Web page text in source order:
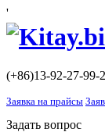
'
(+86)13-92-27-99-
Заявка на прайсы
Задать вопрос